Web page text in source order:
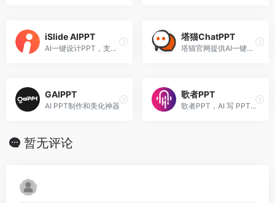
iSlide AIPPT
AI一键设计PPT，支持输入主题、导入文件、上传模板生成PPT
塔猫ChatPPT
塔猫官网提供AI一键生成 PPT的智能工具，帮助您快速制作出专业的PPT。塔猫ChatPPT让您的PPT制作更加简单高效。
GAIPPT
AI PPT制作和美化神器
歌者PPT
歌者PPT，AI 写 PPT 永久免费
暂无评论